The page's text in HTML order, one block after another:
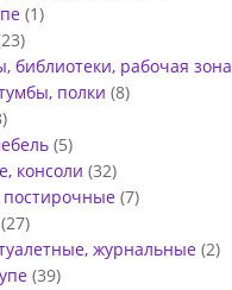
(1)
библиотеки, рабочая зона
полки (8)
(5)
консоли (32)
(7)
(27)
журнальные (2)
(39)